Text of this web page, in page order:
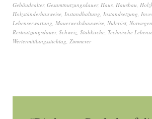
Gebäudealter, Gesamtnutzungsdauer, Haus, Hausbau,
Holzständerbauweise, Instandhaltung, Instandsetzung,
Lebenserwartung, Mauerwerksbauweise, Nideröst, Norwegen
Restnutzungsdauer, Schweiz, Stabkirche, Technische
Wertermittlungsstichtag, Zimmerer